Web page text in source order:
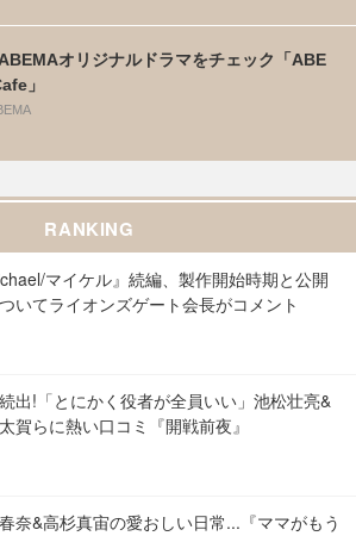
オリジナルドラマをチェック「ABE
」
RANKING
マイケル』続編、製作開始時期と公開
いてライオンズゲート会長がコメント
出!「とにかく役者が全員いい」池松壮亮&
賀らに熱い口コミ『開戦前夜』
奈&高杉真宙の愛おしい日常...『ママがもう